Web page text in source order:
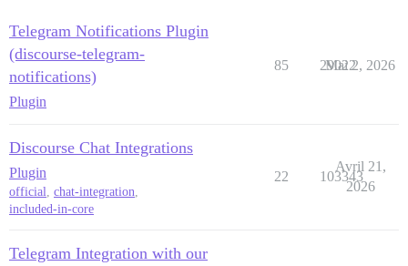
Telegram Notifications Plugin
(discourse-telegram-
notifications)
Plugin
85 29022
Mai 2, 2026
Discourse Chat Integrations
Plugin
official, chat-integration,
included-in-core
22 103343
Avril 21,
2026
Telegram Integration with our